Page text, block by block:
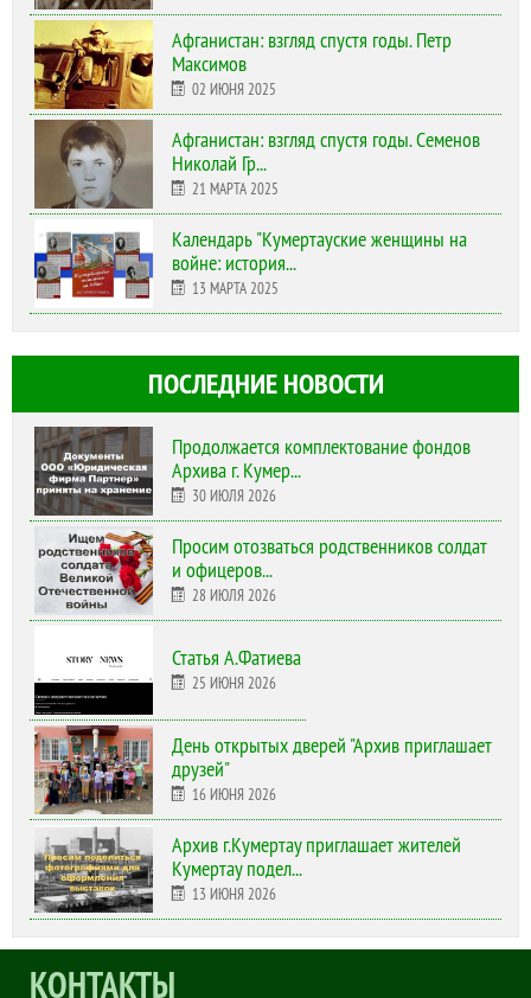
Афганистан: взгляд спустя годы. Петр
Максимов
02 ИЮНЯ 2025
Афганистан: взгляд спустя годы. Семенов
Николай Гр...
21 МАРТА 2025
Календарь "Кумертауские женщины на
войне: история...
13 МАРТА 2025
ПОСЛЕДНИЕ НОВОСТИ
Продолжается комплектование фондов
Архива г. Кумер...
30 ИЮЛЯ 2026
Просим отозваться родственников солдат
и офицеров...
28 ИЮЛЯ 2026
Статья А.Фатиева
25 ИЮНЯ 2026
День открытых дверей "Архив приглашает
друзей"
16 ИЮНЯ 2026
Архив г.Кумертау приглашает жителей
Кумертау подел...
13 ИЮНЯ 2026
КОНТАКТЫ